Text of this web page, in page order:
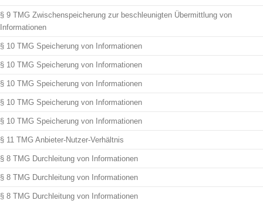
§ 9 TMG Zwischenspeicherung zur beschleunigten Übermittlung von
Informationen
§ 10 TMG Speicherung von Informationen
§ 10 TMG Speicherung von Informationen
§ 10 TMG Speicherung von Informationen
§ 10 TMG Speicherung von Informationen
§ 10 TMG Speicherung von Informationen
§ 11 TMG Anbieter-Nutzer-Verhältnis
§ 8 TMG Durchleitung von Informationen
§ 8 TMG Durchleitung von Informationen
§ 8 TMG Durchleitung von Informationen